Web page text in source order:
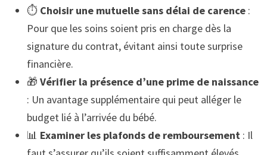
⏱️ Choisir une mutuelle sans délai de carence:
Pour que les soins soient pris en charge dès la
signature du contrat, évitant ainsi toute surprise
financière.
🎁 Vérifier la présence d’une prime de naissance
: Un avantage supplémentaire qui peut alléger le
budget lié à l’arrivée du bébé.
📊 Examiner les plafonds de remboursement : Il